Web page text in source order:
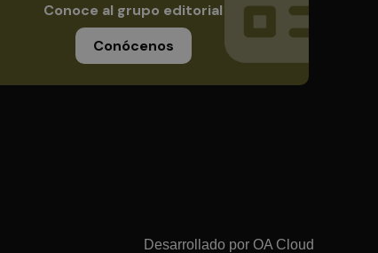
Conoce al grupo editorial
Conócenos
Desarrollado por OA Cloud